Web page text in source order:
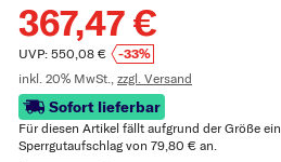
367,47 €
UVP: 550,08 €
-33%
inkl. 20% MwSt., zzgl. Versand
Sofort lieferbar
Für diesen Artikel fällt aufgrund der Größe ein
Sperrgutaufschlag von 79,80 € an.